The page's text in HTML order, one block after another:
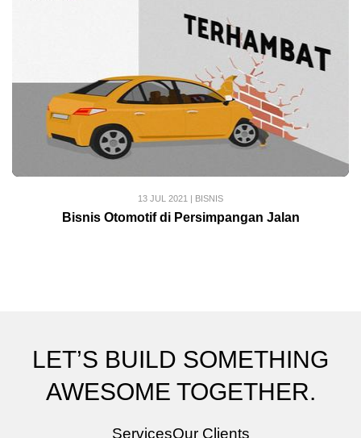
13 JUL 2021 BISNIS
Bisnis Otomotif di Persimpangan Jalan
LET’S BUILD SOMETHING
AWESOME TOGETHER.
ServicesOur Clients